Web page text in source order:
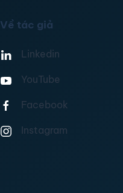
Về tác giả
Linkedin
YouTube
Facebook
Instagram